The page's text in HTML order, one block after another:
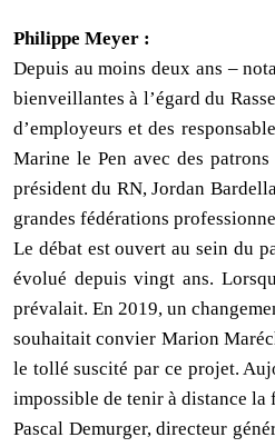
Philippe Meyer :
Depuis au moins deux ans –
bienveillantes à l’égard du
d’employeurs et des
Marine le Pen avec des
président du RN, Jordan
grandes fédérations
Le débat est ouvert au sein du
évolué depuis vingt ans.
prévalait. En 2019, un
souhaitait convier Marion
le tollé suscité par ce projet.
impossible de tenir à distance
Pascal Demurger, directeur